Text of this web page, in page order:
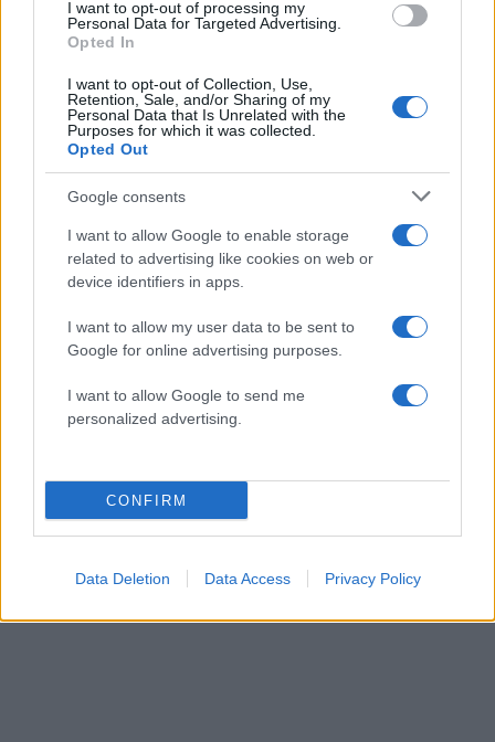
I want to opt-out of processing my
Personal Data for Targeted Advertising.
Opted In
I want to opt-out of Collection, Use,
Retention, Sale, and/or Sharing of my
Personal Data that Is Unrelated with the
Purposes for which it was collected.
Opted Out
Google consents
I want to allow Google to enable storage
related to advertising like cookies on web or
device identifiers in apps.
I want to allow my user data to be sent to
Google for online advertising purposes.
I want to allow Google to send me
personalized advertising.
CONFIRM
Data Deletion Data Access Privacy Policy
είδε άπλυτους, αχτένιστους και τους δύο. Δύο
μήνες πριν από το συγκεκριμένο περιστατικό. Και
συζητώντας της είπε ότι εγώ δε θα ησυχάσω αν
δεν πάρω εκδίκηση και αν δεν τον δω στο
στο στύλο έτσι;
Αυτή ήταν η κουβέντα η συγκεκριμένη που
ειπώθηκε από τη συγκεκριμένη μητέρα. Ότι θα
δω στο στύλο.